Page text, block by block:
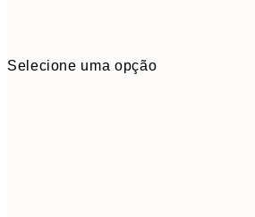
Selecione uma opção